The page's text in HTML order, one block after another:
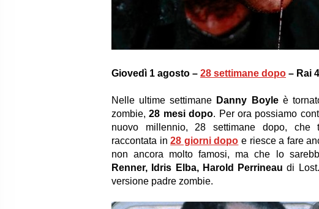
Giovedì 1 agosto – 28 settimane dopo – Rai
Nelle ultime settimane Danny Boyleè
zombie,28 mesi dopo. Per ora possiamo
nuovo millennio, 28 settimane dopo, che
raccontata in28 giorni dopo e riesce a fare
non ancora molto famosi, ma che lo
Renner, Idris Elba, Harold Perrineau di
versione padre zombie.